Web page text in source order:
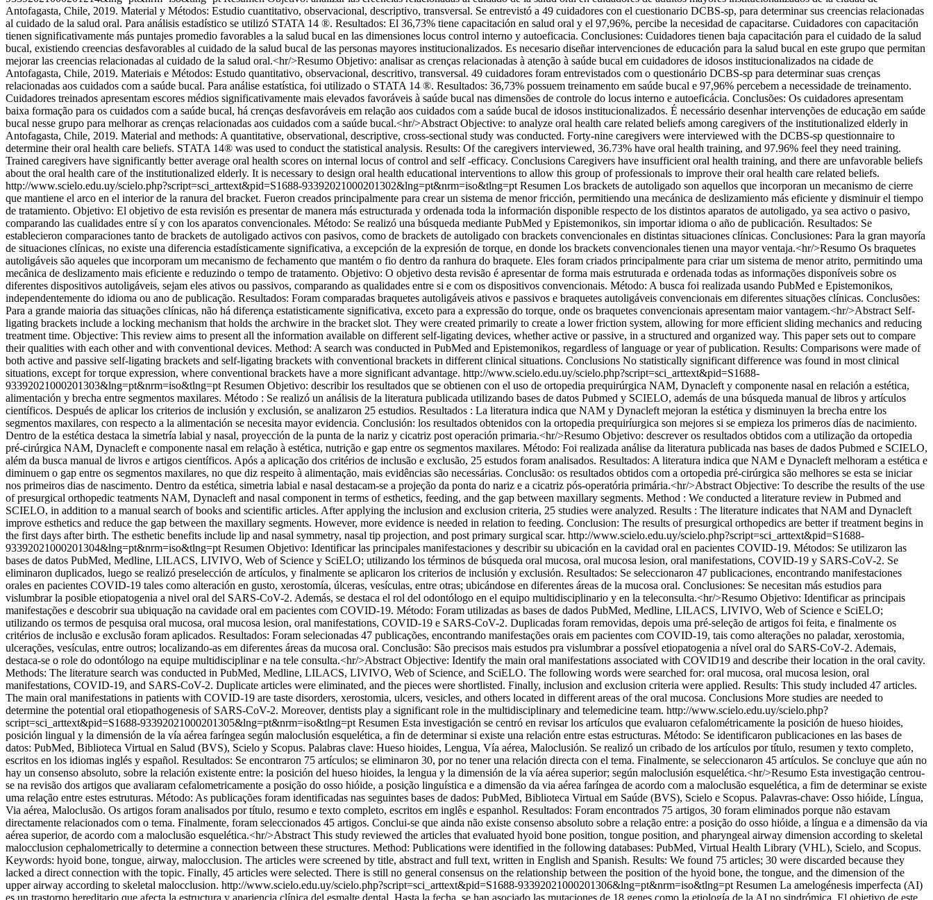
Antofagasta, Chile, 2019. Material y Métodos: Estudio cuantitativo, observacional, descriptivo, transversal. Se entrevistó a 49 cuidadores con el cuestionario DCBS-sp, para determinar sus creencias relacionadas
al cuidado de la salud oral. Para análisis estadístico se utilizó STATA 14 ®. Resultados: El 36,73% tiene capacitación en salud oral y el 97,96%, percibe la necesidad de capacitarse. Cuidadores con capacitación
tienen significativamente más puntajes promedio favorables a la salud bucal en las dimensiones locus control interno y autoeficacia. Conclusiones: Cuidadores tienen baja capacitación para el cuidado de la salud
bucal, existiendo creencias desfavorables al cuidado de la salud bucal de las personas mayores institucionalizados. Es necesario diseñar intervenciones de educación para la salud bucal en este grupo que permitan
mejorar las creencias relacionadas al cuidado de la salud oral.<hr/>Resumo Objetivo: analisar as crenças relacionadas à atenção à saúde bucal em cuidadores de idosos institucionalizados na cidade de
Antofagasta, Chile, 2019. Materiais e Métodos: Estudo quantitativo, observacional, descritivo, transversal. 49 cuidadores foram entrevistados com o questionário DCBS-sp para determinar suas crenças
relacionadas aos cuidados com a saúde bucal. Para análise estatística, foi utilizado o STATA 14 ®. Resultados: 36,73% possuem treinamento em saúde bucal e 97,96% percebem a necessidade de treinamento.
Cuidadores treinados apresentam escores médios significativamente mais elevados favoráveis ​​à saúde bucal nas dimensões de controle do locus interno e autoeficácia. Conclusões: Os cuidadores apresentam
baixa formação para os cuidados com a saúde bucal, há crenças desfavoráveis ​​em relação aos cuidados com a saúde bucal de idosos institucionalizados. É necessário desenhar intervenções de educação em saúde
bucal nesse grupo para melhorar as crenças relacionadas aos cuidados com a saúde bucal.<hr/>Abstract Objective: to analyze oral health care related beliefs among caregivers of the institutionalized elderly in
Antofagasta, Chile, 2019. Material and methods: A quantitative, observational, descriptive, cross-sectional study was conducted. Forty-nine caregivers were interviewed with the DCBS-sp questionnaire to
determine their oral health care beliefs. STATA 14® was used to conduct the statistical analysis. Results: Of the caregivers interviewed, 36.73% have oral health training, and 97.96% feel they need training.
Trained caregivers have significantly better average oral health scores on internal locus of control and self -efficacy. Conclusions Caregivers have insufficient oral health training, and there are unfavorable beliefs
about the oral health care of the institutionalized elderly. It is necessary to design oral health educational interventions to allow this group of professionals to improve their oral health care related beliefs.
http://www.scielo.edu.uy/scielo.php?script=sci_arttext&pid=S1688-93392021000201302&lng=pt&nrm=iso&tlng=pt Resumen Los brackets de autoligado son aquellos que incorporan un mecanismo de cierre
que mantiene el arco en el interior de la ranura del bracket. Fueron creados principalmente para crear un sistema de menor fricción, permitiendo una mecánica de deslizamiento más eficiente y disminuir el tiempo
de tratamiento. Objetivo: El objetivo de esta revisión es presentar de manera más estructurada y ordenada toda la información disponible respecto de los distintos aparatos de autoligado, ya sea activo o pasivo,
comparando las cualidades entre sí y con los aparatos convencionales. Método: Se realizó una búsqueda mediante PubMed y Epistemonikos, sin importar idioma o año de publicación. Resultados: Se
establecieron comparaciones tanto de brackets de autoligado activos con pasivos, como de brackets de autoligado con brackets convencionales en distintas situaciones clínicas. Conclusiones: Para la gran mayoría
de situaciones clínicas, no existe una diferencia estadísticamente significativa, a excepción de la expresión de torque, en donde los brackets convencionales tienen una mayor ventaja.<hr/>Resumo Os braquetes
autoligáveis são aqueles que incorporam um mecanismo de fechamento que mantém o fio dentro da ranhura do braquete. Eles foram criados principalmente para criar um sistema de menor atrito, permitindo uma
mecânica de deslizamento mais eficiente e reduzindo o tempo de tratamento. Objetivo: O objetivo desta revisão é apresentar de forma mais estruturada e ordenada todas as informações disponíveis sobre os
diferentes dispositivos autoligáveis, sejam eles ativos ou passivos, comparando as qualidades entre si e com os dispositivos convencionais. Método: A busca foi realizada usando PubMed e Epistemonikos,
independentemente do idioma ou ano de publicação. Resultados: Foram comparadas braquetes autoligáveis ativos e passivos e braquetes autoligáveis convencionais em diferentes situações clínicas. Conclusões:
Para a grande maioria das situações clínicas, não há diferença estatisticamente significativa, exceto para a expressão do torque, onde os braquetes convencionais apresentam maior vantagem.<hr/>Abstract Self-
ligating brackets include a locking mechanism that holds the archwire in the bracket slot. They were created primarily to create a lower friction system, allowing for more efficient sliding mechanics and reducing
treatment time. Objective: This review aims to present all the information available on different self-ligating devices, whether active or passive, in a structured and organized way. This paper sets out to compare
their qualities with each other and with conventional devices. Method: A search was conducted in PubMed and Epistemonikos, regardless of language or year of publication. Results: Comparisons were made of
both active and passive self-ligating brackets and self-ligating brackets with conventional brackets in different clinical situations. Conclusions No statistically significant difference was found in most clinical
situations, except for torque expression, where conventional brackets have a more significant advantage. http://www.scielo.edu.uy/scielo.php?script=sci_arttext&pid=S1688-
93392021000201303&lng=pt&nrm=iso&tlng=pt Resumen Objetivo: describir los resultados que se obtienen con el uso de ortopedia prequirúrgica NAM, Dynacleft y componente nasal en relación a estética,
alimentación y brecha entre segmentos maxilares. Método : Se realizó un análisis de la literatura publicada utilizando bases de datos Pubmed y SCIELO, además de una búsqueda manual de libros y artículos
científicos. Después de aplicar los criterios de inclusión y exclusión, se analizaron 25 estudios. Resultados : La literatura indica que NAM y Dynacleft mejoran la estética y disminuyen la brecha entre los
segmentos maxilares, con respecto a la alimentación se necesita mayor evidencia. Conclusión: los resultados obtenidos con la ortopedia prequiríurgica son mejores si se empieza los primeros días de nacimiento.
Dentro de la estética destaca la simetría labial y nasal, proyección de la punta de la nariz y cicatriz post operación primaria.<hr/>Resumo Objetivo: descrever os resultados obtidos com a utilização da ortopedia
pré-cirúrgica NAM, Dynacleft e componente nasal em relação à estética, nutrição e gap entre os segmentos maxilares. Método: Foi realizada análise da literatura publicada nas bases de dados Pubmed e SCIELO,
além da busca manual de livros e artigos científicos. Após a aplicação dos critérios de inclusão e exclusão, 25 estudos foram analisados. Resultados: A literatura indica que NAM e Dynacleft melhoram a estética e
diminuem o gap entre os segmentos maxilares, no que diz respeito à alimentação, mais evidências são necessárias. Conclusão: os resultados obtidos com a ortopedia pré-cirúrgica são melhores se esta se iniciar
nos primeiros dias de nascimento. Dentro da estética, simetria labial e nasal destacam-se a projeção da ponta do nariz e a cicatriz pós-operatória primária.<hr/>Abstract Objective: To describe the results of the use
of presurgical orthopedic teatments NAM, Dynacleft and nasal component in terms of esthetics, feeding, and the gap between maxillary segments. Method : We conducted a literature review in Pubmed and
SCIELO, in addition to a manual search of books and scientific articles. After applying the inclusion and exclusion criteria, 25 studies were analyzed. Results : The literature indicates that NAM and Dynacleft
improve esthetics and reduce the gap between the maxillary segments. However, more evidence is needed in relation to feeding. Conclusion: The results of presurgical orthopedics are better if treatment begins in
the first days after birth. The esthetic benefits include lip and nasal symmetry, nasal tip projection, and post primary surgical scar. http://www.scielo.edu.uy/scielo.php?script=sci_arttext&pid=S1688-
93392021000201304&lng=pt&nrm=iso&tlng=pt Resumen Objetivo: Identificar las principales manifestaciones y describir su ubicación en la cavidad oral en pacientes COVID-19. Métodos: Se utilizaron las
bases de datos PubMed, Medline, LILACS, LIVIVO, Web of Science y SciELO; utilizando los términos de búsqueda oral mucosa, oral mucosa lesion, oral manifestations, COVID-19 y SARS-CoV-2. Se
eliminaron duplicados, luego se realizó preselección de artículos, y finalmente se aplicaron los criterios de inclusión y exclusión. Resultados: Se seleccionaron 47 publicaciones, encontrando manifestaciones
orales en pacientes COVID-19 tales como alteración en gusto, xerostomía, úlceras, vesículas, entre otras; ubicándose en diferentes áreas de la mucosa oral. Conclusiones: Se necesitan más estudios para
vislumbrar la posible etiopatogenia a nivel oral del SARS-CoV-2. Además, se destaca el rol del odontólogo en el equipo multidisciplinario y en la teleconsulta.<hr/>Resumo Objetivo: Identificar as principais
manifestações e descobrir sua ubiquação na cavidade oral em pacientes com COVID-19. Método: Foram utilizadas as bases de dados PubMed, Medline, LILACS, LIVIVO, Web of Science e SciELO;
utilizando os termos de pesquisa oral mucosa, oral mucosa lesion, oral manifestations, COVID-19 e SARS-CoV-2. Duplicadas foram removidas, depois uma pré-seleção de artigos foi feita, e finalmente os
critérios de inclusão e exclusão foram aplicados. Resultados: Foram selecionadas 47 publicações, encontrando manifestações orais em pacientes com COVID-19, tais como alterações no paladar, xerostomia,
ulcerações, vesículas, entre outros; localizando-as em diferentes áreas da mucosa oral. Conclusão: São precisos mais estudos pra vislumbrar a possível etiopatogenia a nível oral do SARS-CoV-2. Ademais,
destaca-se o role do odontólogo na equipe multidisciplinar e na tele consulta.<hr/>Abstract Objective: Identify the main oral manifestations associated with COVID19 and describe their location in the oral cavity.
Methods: The literature search was conducted in PubMed, Medline, LILACS, LIVIVO, Web of Science, and SciELO. The following words were searched for: oral mucosa, oral mucosa lesion, oral
manifestations, COVID-19, and SARS-CoV-2. Duplicate articles were eliminated, and the pieces were shortlisted. Finally, inclusion and exclusion criteria were applied. Results: This study included 47 articles.
The main oral manifestations in patients with COVID-19 are taste disorders, xerostomia, ulcers, vesicles, and others located in different areas of the oral mucosa. Conclusions More studies are needed to
determine the potential oral etiopathogenesis of SARS-CoV-2. Moreover, dentists play a significant role in the multidisciplinary and telemedicine team. http://www.scielo.edu.uy/scielo.php?
script=sci_arttext&pid=S1688-93392021000201305&lng=pt&nrm=iso&tlng=pt Resumen Esta investigación se centró en revisar los artículos que evaluaron cefalométricamente la posición de hueso hioides,
posición lingual y la dimensión de la vía aérea faríngea según maloclusión esquelética, a fin de determinar si existe una relación entre estas estructuras. Método: Se identificaron publicaciones en las bases de
datos: PubMed, Biblioteca Virtual en Salud (BVS), Scielo y Scopus. Palabras clave: Hueso hioides, Lengua, Vía aérea, Maloclusión. Se realizó un cribado de los artículos por título, resumen y texto completo,
escritos en los idiomas inglés y español. Resultados: Se encontraron 75 artículos; se eliminaron 30, por no tener una relación directa con el tema. Finalmente, se seleccionaron 45 artículos. Se concluye que aún no
hay un consenso absoluto, sobre la relación existente entre: la posición del hueso hioides, la lengua y la dimensión de la vía aérea superior; según maloclusión esquelética.<hr/>Resumo Esta investigação centrou-
se na revisão dos artigos que avaliaram cefalometricamente a posição do osso hióide, a posição linguística e a dimensão da via aérea faríngea de acordo com a maloclusão esquelética, a fim de determinar se existe
uma relação entre estes estruturas. Método: As publicações foram identificadas nas seguintes bases de dados: PubMed, Biblioteca Virtual em Saúde (BVS), Scielo e Scopus. Palavras-chave: Osso hióide, Língua,
Via aérea, Maloclusão. Os artigos foram analisados por título, resumo e texto completo, escritos em inglês e espanhol. Resultados: Foram encontrados 75 artigos, 30 foram eliminados porque não estavam
directamente relacionados com o tema. Finalmente, foram seleccionados 45 artigos. Conclui-se que ainda não existe consenso absoluto sobre a relação entre: a posição do osso hióide, a língua e a dimensão da via
aérea superior, de acordo com a maloclusão esquelética.<hr/>Abstract This study reviewed the articles that evaluated hyoid bone position, tongue position, and pharyngeal airway dimension according to skeletal
malocclusion cephalometrically to determine a connection between these structures. Method: Publications were identified in the following databases: PubMed, Virtual Health Library (VHL), Scielo, and Scopus.
Keywords: hyoid bone, tongue, airway, malocclusion. The articles were screened by title, abstract and full text, written in English and Spanish. Results: We found 75 articles; 30 were discarded because they
lacked a direct connection with the topic. Finally, 45 articles were selected. There is still no general consensus on the relationship between the position of the hyoid bone, the tongue, and the dimension of the
upper airway according to skeletal malocclusion. http://www.scielo.edu.uy/scielo.php?script=sci_arttext&pid=S1688-93392021000201306&lng=pt&nrm=iso&tlng=pt Resumen La amelogénesis imperfecta (AI)
es un trastorno hereditario que afecta la estructura y apariencia clínica del esmalte dental. Hasta la fecha, se han asociado las mutaciones de 18 genes como la etiología de la AI no sindrómica. El objetivo de este